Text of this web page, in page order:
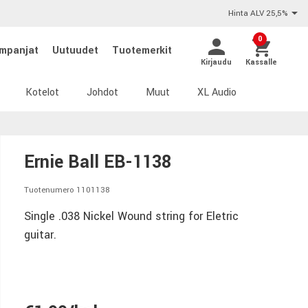
Hinta ALV 25,5%
Uutuudet Tuotemerkit
Kirjaudu
0
Kassalle
Kotelot Johdot Muut XL Audio
Ernie Ball EB-1138
Tuotenumero 1101138
Single .038 Nickel Wound string for Eletric
guitar.